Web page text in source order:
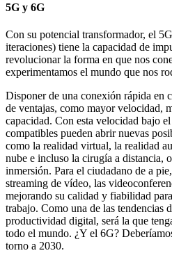
5G y 6G
Con su potencial transformador, el
iteraciones) tiene la capacidad de
revolucionar la forma en que nos
experimentamos el mundo que nos
Disponer de una conexión rápida en
de ventajas, como mayor velocidad,
capacidad. Con esta velocidad bajo
compatibles pueden abrir nuevas
como la realidad virtual, la realidad
nube e incluso la cirugía a distancia,
inmersión. Para el ciudadano de a
streaming de vídeo, las
mejorando su calidad y fiabilidad
trabajo. Como una de las tendencias
productividad digital, será la que
todo el mundo. ¿Y el 6G?
torno a 2030.